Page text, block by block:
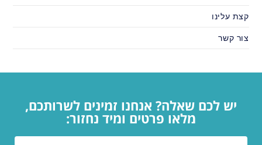
קצת עלינו
צור קשר
יש לכם שאלה? אנחנו זמינים לשרותכם,
מלאו פרטים ומיד נחזור: